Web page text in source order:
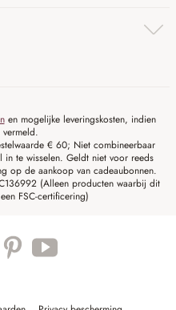
en mogelijke leveringskosten, indien
vermeld.
€ 60; Niet combineerbaar
in te wisselen. Geldt niet voor reeds
op de aankoop van cadeaubonnen.
(Alleen producten waarbij dit
FSC-certificering)